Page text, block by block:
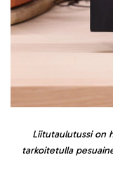
Liitutaulutussi on
tarkoitetulla